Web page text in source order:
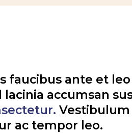
faucibus ante et
lacinia accumsan
Vestibulum
ac tempor leo.